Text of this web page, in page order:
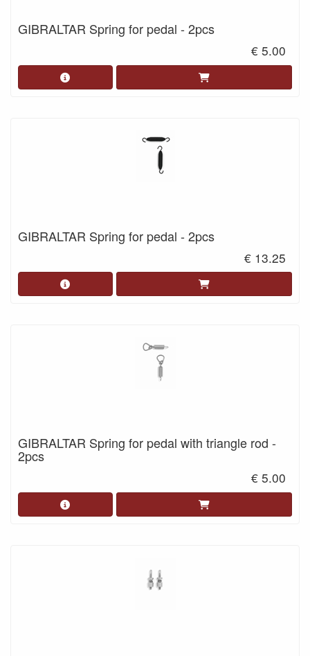
GIBRALTAR Spring for pedal - 2pcs
€ 5.00
GIBRALTAR Spring for pedal - 2pcs
€ 13.25
GIBRALTAR Spring for pedal with triangle rod -
2pcs
€ 5.00